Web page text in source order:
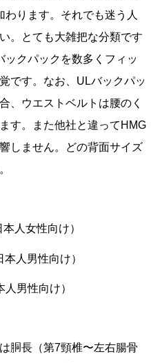
ります。 それでも迷う人
。
とても大雑把な分類です
ックパックを数多くフィッ
です。なお、ULバックパッ
、
ウエストベルトは腰のく
す。また他社と違ってHMG
しません。どの背面サイズ
本人女性向け）
本人男性向け）
人男性向け）
胴長（第7頸椎〜左右腸骨